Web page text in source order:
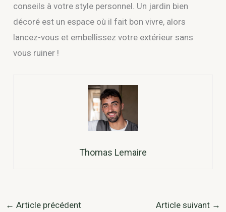
conseils à votre style personnel. Un jardin bien
décoré est un espace où il fait bon vivre, alors
lancez-vous et embellissez votre extérieur sans
vous ruiner !
Thomas Lemaire
← Article précédent Article suivant →